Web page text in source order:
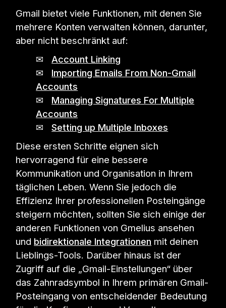
Gmail bietet viele Funktionen, mit denen Sie
mehrere Konten verwalten können, darunter,
aber nicht beschränkt auf:
✉
Account Linking
✉
Importing Emails From Non-Gmail
Accounts
✉
Managing Signatures For Multiple
Accounts
✉
Setting up Multiple Inboxes
Diese ersten Schritte eignen sich
hervorragend für eine bessere
Kommunikation und Organisation in Ihrem
täglichen Leben. Wenn Sie jedoch die
Effizienz Ihrer professionellen Posteingänge
steigern möchten, sollten Sie sich einige der
anderen Funktionen von Gmelius ansehen
und bidirektionale Integrationen mit deinen
Lieblings-Tools. Darüber hinaus ist der
Zugriff auf die „Gmail-Einstellungen“ über
das Zahnradsymbol in Ihrem primären Gmail-
Posteingang von entscheidender Bedeutung